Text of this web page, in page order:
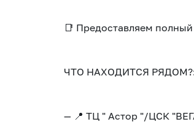
📑 Предоставляем
ЧТО НАХОДИТСЯ
— 📍 ТЦ " Астор "/ЦСК